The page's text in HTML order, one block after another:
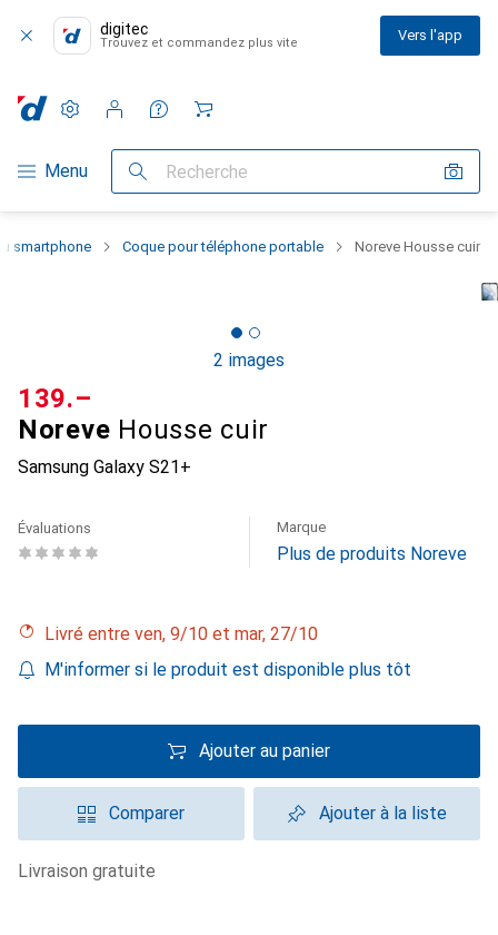
digitec
Trouvez et commandez plus vite Vers l'app
Navigation par catégorie
Menu Recherche
Paramètres
Compte client
Listes de comparaison
Listes d'envies
Panier
smartphone Coque pour téléphone portable Noreve Housse cuir
2 images
Noreve Housse cuir
Samsung Galaxy S21+
CHF
139.–
Évaluations Marque
Plus de produits Noreve
Livré entre ven, 9/10 et mar, 27/10
M'informer si le produit est disponible plus tôt
Ajouter au panier
Comparer Ajouter à la liste
livraison gratuite